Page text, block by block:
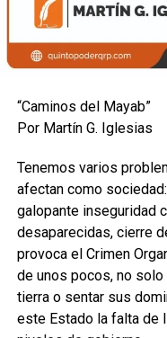
“Caminos del Mayab”
Por Martín G. Iglesias
Tenemos varios
afectan como
galopante inseguridad
desaparecidas, cierre
provoca el Crimen
de unos pocos, no
tierra o sentar sus
este Estado la falta de